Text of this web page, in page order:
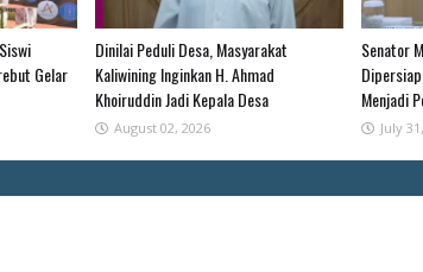
Gelar
Dinilai Peduli Desa, Masyarakat
Kaliwining Inginkan H. Ahmad
Khoiruddin Jadi Kepala Desa
August 02, 2026
Senator
Menjadi
July